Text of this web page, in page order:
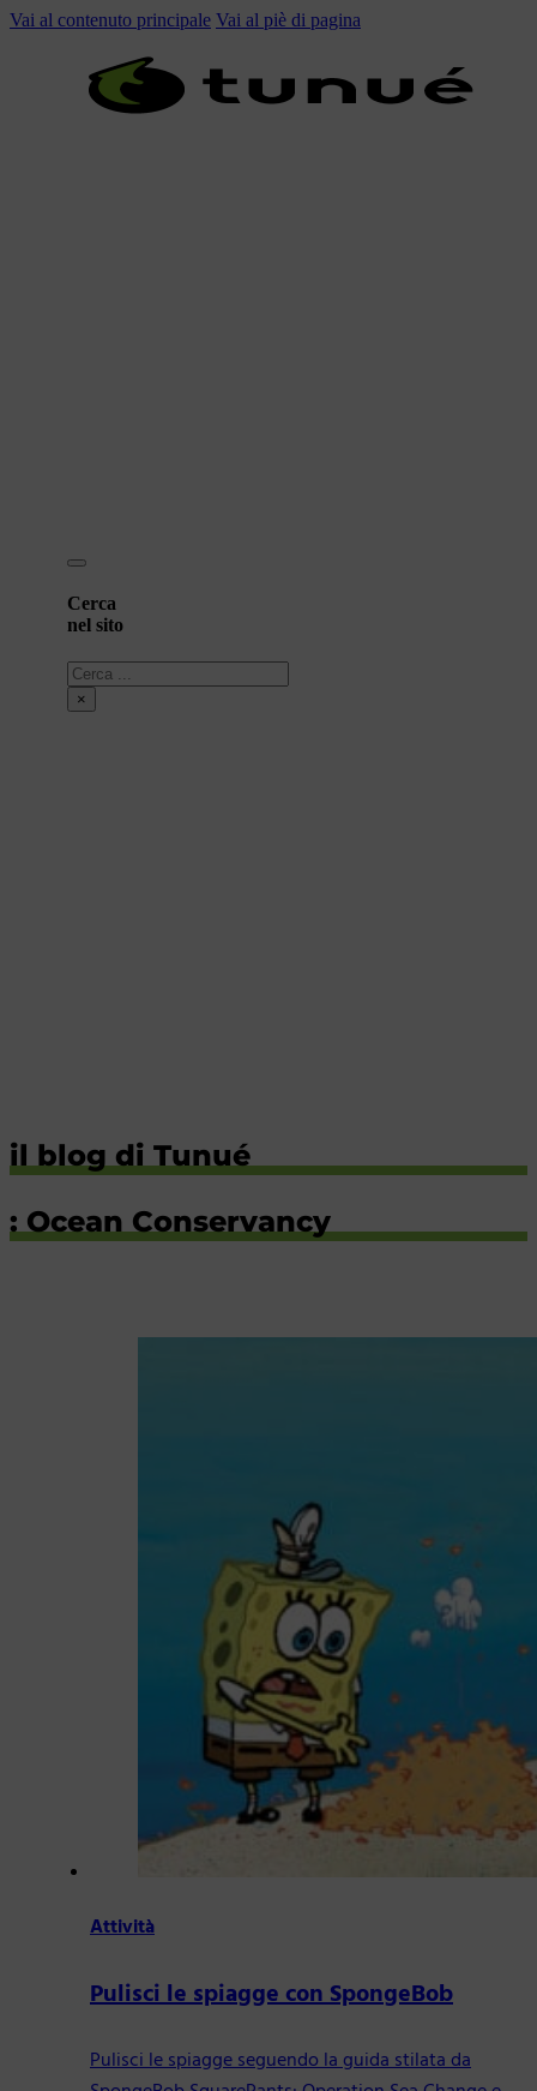
Vai al contenuto principale Vai al piè di pagina
Cerca
nel sito
Cerca
×
il blog di Tunué
: Ocean Conservancy
Attività
Pulisci le spiagge con SpongeBob
Pulisci le spiagge seguendo la guida stilata da